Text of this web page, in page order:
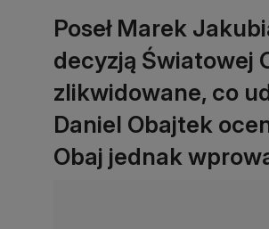
Poseł Marek
decyzją Światowej
zlikwidowane, co
Daniel Obajtek
Obaj jednak